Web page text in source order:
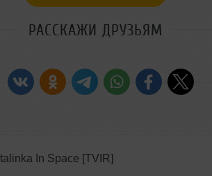
РАССКАЖИ ДРУЗЬЯМ
In Space [TVIR]